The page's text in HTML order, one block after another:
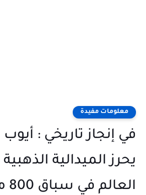
معلومات مفيدة
في إنجاز تاريخي :
يحرز الميدالية
العالم في سباق 800 متر (فيديو)